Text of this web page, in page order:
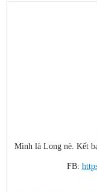
Mình là Long nè. Kết
FB: